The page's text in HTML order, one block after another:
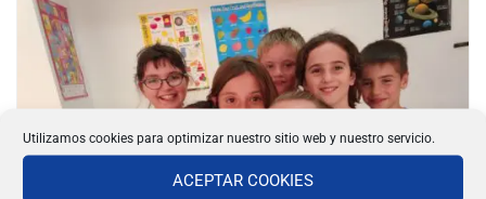
Utilizamos cookies para optimizar nuestro sitio web y nuestro servicio.
ACEPTAR COOKIES